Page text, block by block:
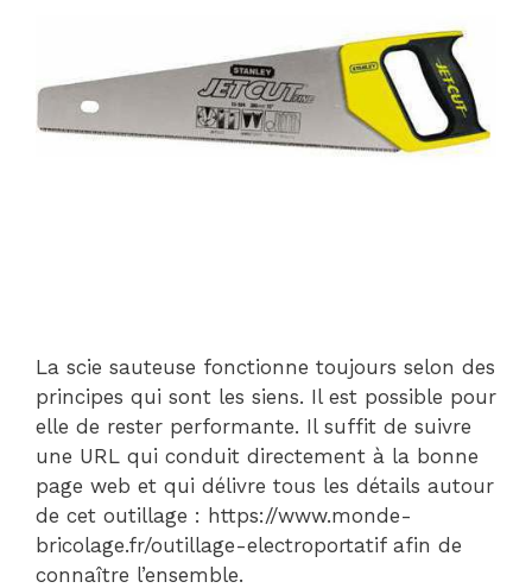
La scie sauteuse fonctionne toujours selon des
principes qui sont les siens. Il est possible pour
elle de rester performante. Il suffit de suivre
une URL qui conduit directement à la bonne
page web et qui délivre tous les détails autour
de cet outillage : https://www.monde-
bricolage.fr/outillage-electroportatif afin de
connaître l’ensemble.